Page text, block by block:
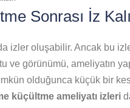
Sonrası İz
izler oluşabilir. Ancak bu
ve görünümü, ameliyatın
olduğunca küçük bir
küçültme ameliyatı izleri